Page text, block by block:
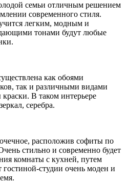
семьи отличным решением
современного стиля.
легким, модным и
тонами будут любые
как обоями
так и различными видами
В таком интерьере
серебра.
расположив софиты по
стильно и современно будет
комнаты с кухней, путем
гостиной-студии очень моден и